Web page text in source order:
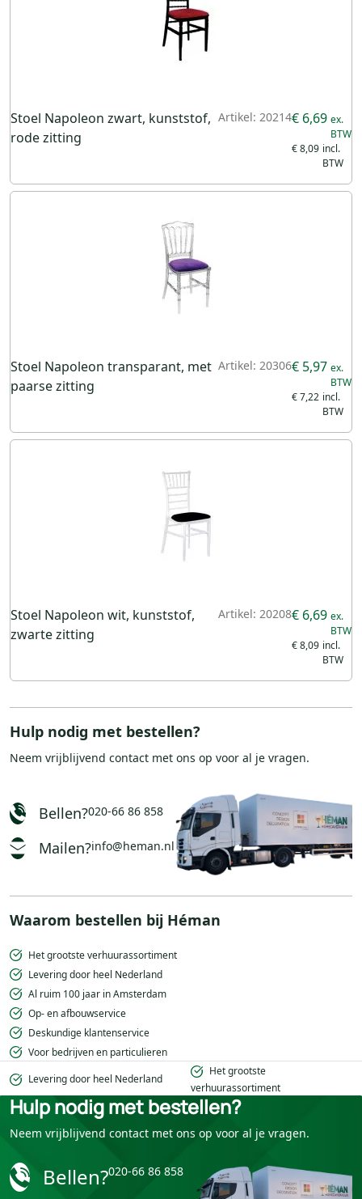
Stoel Napoleon zwart, kunststof,
rode zitting
Artikel: 20214
€ 8,09
€ 6,69
Stoel Napoleon transparant, met
paarse zitting
Artikel: 20306
€ 7,22
€ 5,97
Stoel Napoleon wit, kunststof,
zwarte zitting
Artikel: 20208
€ 8,09
€ 6,69
Hulp nodig met bestellen?
Neem vrijblijvend contact met ons op voor al je vragen.
Bellen?020-66 86 858
Mailen?info@heman.nl
Waarom bestellen bij Héman
Het grootste verhuurassortiment
Levering door heel Nederland
Al ruim 100 jaar in Amsterdam
Op- en afbouwservice
Deskundige klantenservice
Voor bedrijven en particulieren
Levering door heel Nederland
Het grootste
verhuurassortiment
Hulp nodig met bestellen?
Neem vrijblijvend contact met ons op voor al je vragen.
Bellen?020-66 86 858